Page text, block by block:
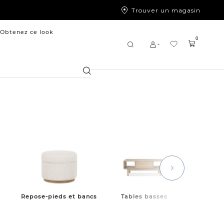
Trouver un magasin
Obtenez ce look
Chercher
0
Repose-pieds et bancs Tables basses